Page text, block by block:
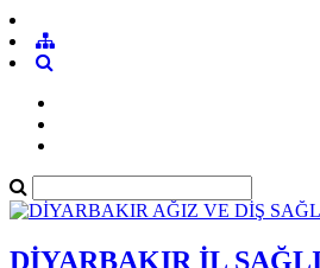
DİYARBAKIR İL